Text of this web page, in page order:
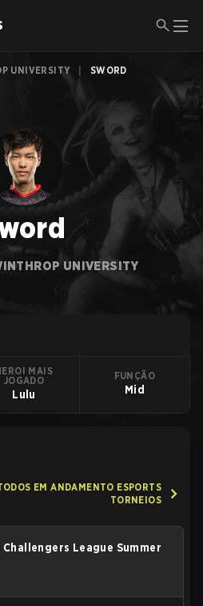
UNIVERSITY SWORD
UNIVERSITY
MAIS
JOGADO
Lulu
FUNÇÃO
Mid
EM ANDAMENTO ESPORTS
TORNEIOS
League Summer